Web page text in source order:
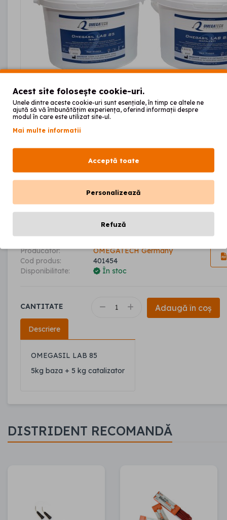
OMEGASIL LAB 85 - 5
1.19800lei
Producător:
OMEGATECH Germany
Cod produs:
401454
Disponibilitate:
În stoc
CANTITATE Adaugă în coș
Descriere
OMEGASIL LAB 85
5kg baza + 5 kg catalizator
DISTRIDENT RECOMANDĂ
Acest site folosește cookie-uri.
Unele dintre aceste cookie-uri sunt esențiale, în timp ce altele ne
ajută să vă îmbunătățim experiența, oferind informații despre
modul în care este utilizat site-ul.
Mai multe informatii
Acceptă toate
Personalizează
Refuză